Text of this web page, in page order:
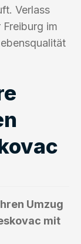
Verlass
im
Umzug
mit